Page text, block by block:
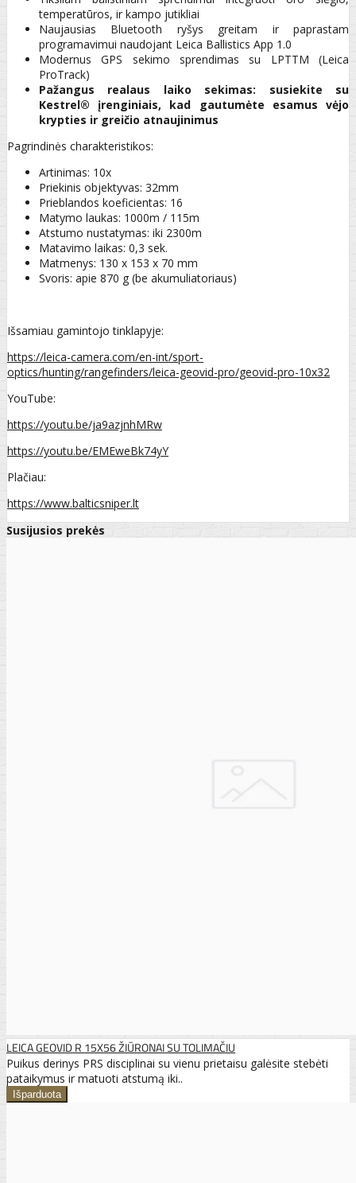
temperatūros, ir kampo jutikliai
Naujausias Bluetooth ryšys greitam ir paprastam
programavimui naudojant Leica Ballistics App 1.0
Modernus GPS sekimo sprendimas su LPTTM (Leica
ProTrack)
Pažangus realaus laiko sekimas: susiekite su
Kestrel® įrenginiais, kad gautumėte esamus vėjo
krypties ir greičio atnaujinimus
Pagrindinės charakteristikos:
Artinimas: 10x
Priekinis objektyvas: 32mm
Prieblandos koeficientas: 16
Matymo laukas: 1000m / 115m
Atstumo nustatymas: iki 2300m
Matavimo laikas: 0,3 sek.
Matmenys: 130 x 153 x 70 mm
Svoris: apie 870 g (be akumuliatoriaus)
Išsamiau gamintojo tinklapyje:
https://leica-camera.com/en-int/sport-
optics/hunting/rangefinders/leica-geovid-pro/geovid-pro-10x32
YouTube:
https://youtu.be/ja9azjnhMRw
https://youtu.be/EMEweBk74yY
Plačiau:
https://www.balticsniper.lt
Susijusios prekės
LEICA GEOVID R 15X56 ŽIŪRONAI SU TOLIMAČIU
Puikus derinys PRS disciplinai su vienu prietaisu galėsite stebėti
pataikymus ir matuoti atstumą iki..